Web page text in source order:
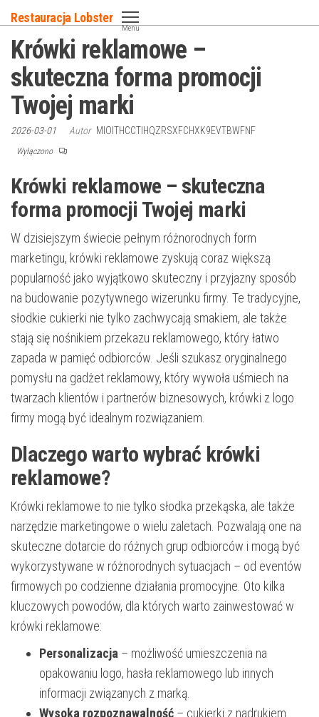
do
treści
Restauracja Lobster
Menu
Krówki reklamowe –
skuteczna forma promocji
Twojej marki
2026-03-01 Autor MIOITHCCTIHQZRSXFCHXK9EVTBWFNF
Wyłączono
Krówki reklamowe – skuteczna
forma promocji Twojej marki
W dzisiejszym świecie pełnym różnorodnych form
marketingu, krówki reklamowe zyskują coraz większą
popularność jako wyjątkowo skuteczny i przyjazny sposób
na budowanie pozytywnego wizerunku firmy. Te tradycyjne,
słodkie cukierki nie tylko zachwycają smakiem, ale także
stają się nośnikiem przekazu reklamowego, który łatwo
zapada w pamięć odbiorców. Jeśli szukasz oryginalnego
pomysłu na gadżet reklamowy, który wywoła uśmiech na
twarzach klientów i partnerów biznesowych, krówki z logo
firmy mogą być idealnym rozwiązaniem.
Dlaczego warto wybrać krówki
reklamowe?
Krówki reklamowe to nie tylko słodka przekąska, ale także
narzędzie marketingowe o wielu zaletach. Pozwalają one na
skuteczne dotarcie do różnych grup odbiorców i mogą być
wykorzystywane w różnorodnych sytuacjach – od eventów
firmowych po codzienne działania promocyjne. Oto kilka
kluczowych powodów, dla których warto zainwestować w
krówki reklamowe:
Personalizacja – możliwość umieszczenia na
opakowaniu logo, hasła reklamowego lub innych
informacji związanych z marką.
Wysoka rozpoznawalność – cukierki z nadrukiem